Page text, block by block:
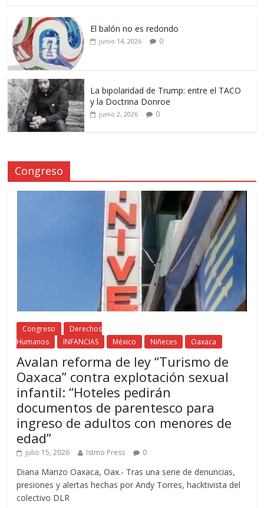
El balón no es redondo
junio 14, 2026 0
La bipolaridad de Trump: entre el TACO
y la Doctrina Donroe
junio 2, 2026 0
Congreso
Congreso
Derechos
Humanos
INFANCIAS México Niñeces Oaxaca
Avalan reforma de ley “Turismo de
Oaxaca” contra explotación sexual
infantil: “Hoteles pedirán
documentos de parentesco para
ingreso de adultos con menores de
edad”
julio 15, 2026 Istmo Press 0
Diana Manzo Oaxaca, Oax.- Tras una serie de denuncias,
presiones y alertas hechas por Andy Torres, hacktivista del
colectivo DLR